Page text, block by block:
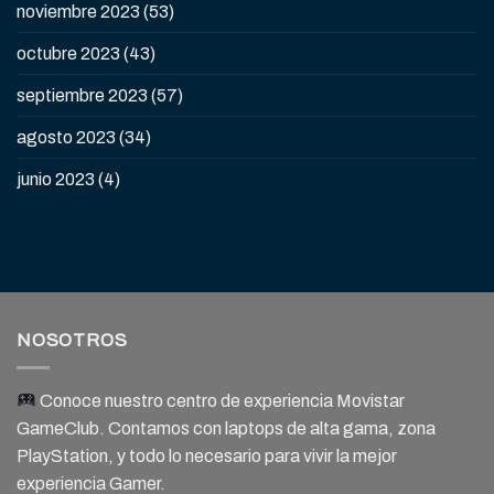
noviembre 2023 (53)
octubre 2023 (43)
septiembre 2023 (57)
agosto 2023 (34)
junio 2023 (4)
NOSOTROS
Conoce nuestro centro de experiencia Movistar
GameClub. Contamos con laptops de alta gama, zona
PlayStation, y todo lo necesario para vivir la mejor
experiencia Gamer.